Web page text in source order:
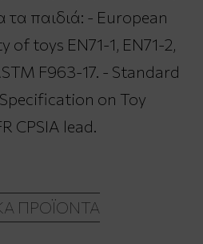
τα παιδιά: - European
toys EN71-1, EN71-2,
F963-17. - Standard
on Toy
CPSIA lead.
ΠΡΟΪΌΝΤΑ